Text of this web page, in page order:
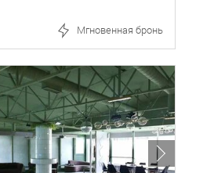
Мгновенная бронь